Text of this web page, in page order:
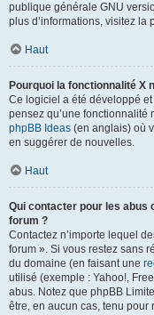
publique générale GNU
plus d’informations, visitez la
Haut
Pourquoi la fonctionnalité X
Ce logiciel a été développé
pensez qu’une fonctionnalité
phpBB Ideas (en anglais) où
en suggérer de nouvelles.
Haut
Qui contacter pour les abus
forum ?
Contactez n’importe lequel
forum ». Si vous restez sans
du domaine (en faisant une
utilisé (exemple : Yahoo!,
abus. Notez que phpBB
être, en aucun cas, tenu pour